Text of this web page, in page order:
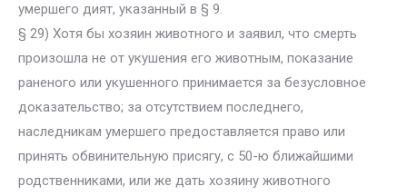
умершего дият, указанный в § 9.
§ 29) Хотя бы хозяин животного и заявил, что смерть
произошла не от укушения его животным, показание
раненого или укушенного принимается за безусловное
доказательство; за отсутствием последнего,
наследникам умершего предоставляется право или
принять обвинительную присягу, с 50-ю ближайшими
родственниками, или же дать хозяину животного